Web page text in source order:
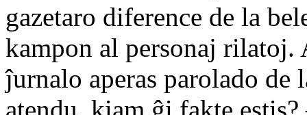
gazetaro diference de la
kampon al personaj rilatoj.
ĵurnalo aperas parolado